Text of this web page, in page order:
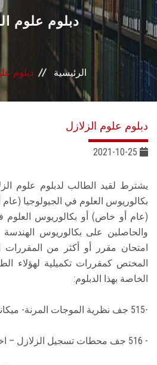
دبلوم علوم
الرئيسية دبلوم
دبلوم علوم الزلازل
يشترط لقيد الطالب لدبلوم علوم
بكالوريوس العلوم في الجيولوجيا
(عام أو خاص) أو بكالوريوس العلوم
والحاصلين على بكالوريوس الهندسة
امتحان مقرر أو أكثر من
المختص كمقررات تكميلية لهؤلاء
الخاصة بهذا الدبلوم:
-515 جف نظرية الموجات المرنة- ميكانيكية الزلازل.
- 516 جف محطات تسجيل الزلازل – اختيار المواقع الجيوفيزيقية.